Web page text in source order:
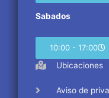
Sabados
10:00 - 17:00
Ubicaciones
Aviso de